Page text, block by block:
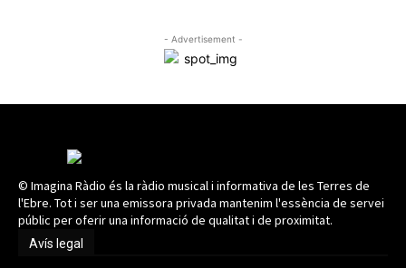
- Advertisement -
© Imagina Ràdio és la ràdio musical i informativa de les Terres de
l'Ebre. Tot i ser una emissora privada mantenim l'essència de servei
públic per oferir una informació de qualitat i de proximitat.
Avís legal